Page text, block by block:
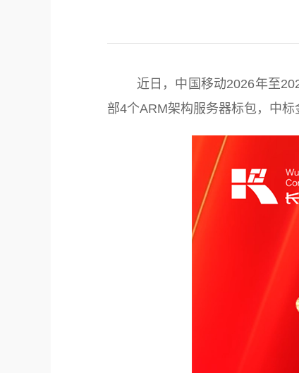
近日，中国移动2026年至2027
部4个ARM架构服务器标包，中